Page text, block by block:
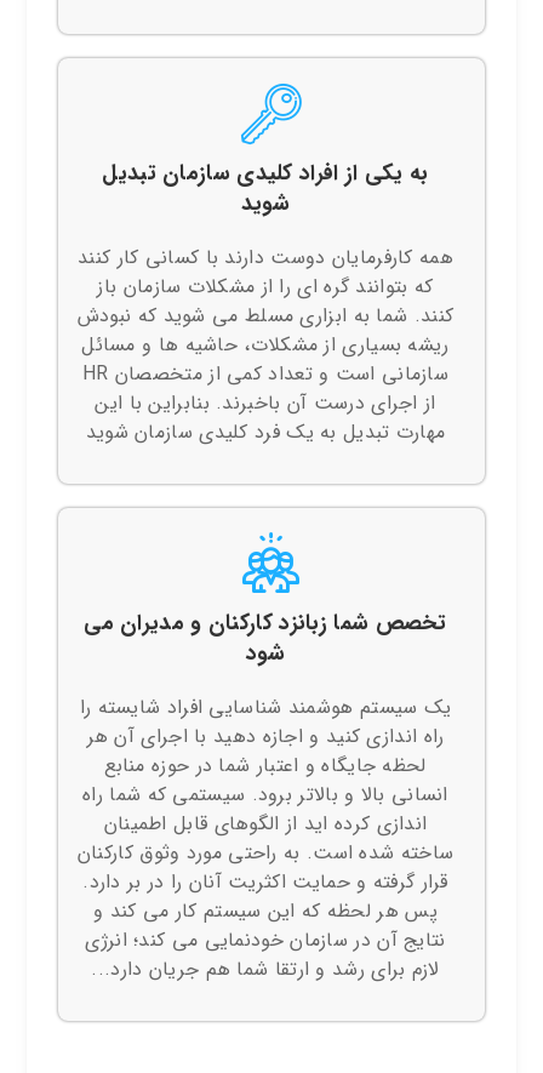
به یکی از افراد کلیدی سازمان تبدیل
شوید
همه کارفرمایان دوست دارند با کسانی کار کنند
که بتوانند گره ای را از مشکلات سازمان باز
کنند. شما به ابزاری مسلط می شوید که نبودش
ریشه بسیاری از مشکلات، حاشیه ها و مسائل
سازمانی است و تعداد کمی از متخصصان HR
از اجرای درست آن باخبرند. بنابراین با این
مهارت تبدیل به یک فرد کلیدی سازمان شوید
تخصص شما زبانزد کارکنان و مدیران می
شود
یک سیستم هوشمند شناسایی افراد شایسته را
راه اندازی کنید و اجازه دهید با اجرای آن هر
لحظه جایگاه و اعتبار شما در حوزه منابع
انسانی بالا و بالاتر برود. سیستمی که شما راه
اندازی کرده اید از الگوهای قابل اطمینان
ساخته شده است. به راحتی مورد وثوق کارکنان
قرار گرفته و حمایت اکثریت آنان را در بر دارد.
پس هر لحظه که این سیستم کار می کند و
نتایج آن در سازمان خودنمایی می کند؛ انرژی
لازم برای رشد و ارتقا شما هم جریان دارد...